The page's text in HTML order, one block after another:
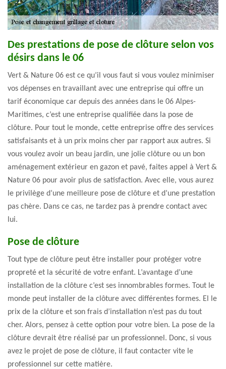
Des prestations de pose de clôture selon vos
désirs dans le 06
Vert & Nature 06 est ce qu’il vous faut si vous voulez minimiser
vos dépenses en travaillant avec une entreprise qui offre un
tarif économique car depuis des années dans le 06 Alpes-
Maritimes, c’est une entreprise qualifiée dans la pose de
clôture. Pour tout le monde, cette entreprise offre des services
satisfaisants et à un prix moins cher par rapport aux autres. Si
vous voulez avoir un beau jardin, une jolie clôture ou un bon
aménagement extérieur en gazon et pavé, faites appel à Vert &
Nature 06 pour avoir plus de satisfaction. Avec elle, vous aurez
le privilège d’une meilleure pose de clôture et d’une prestation
pas chère. Dans ce cas, ne tardez pas à prendre contact avec
lui.
Pose de clôture
Tout type de clôture peut être installer pour protéger votre
propreté et la sécurité de votre enfant. L’avantage d’une
installation de la clôture c’est ses innombrables formes. Tout le
monde peut installer de la clôture avec différentes formes. El le
prix de la clôture et son frais d’installation n’est pas du tout
cher. Alors, pensez à cette option pour votre bien. La pose de la
clôture devrait être réalisé par un professionnel. Donc, si vous
avez le projet de pose de clôture, il faut contacter vite le
professionnel sur cette matière.